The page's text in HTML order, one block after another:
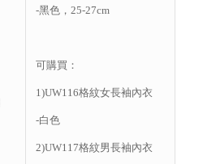
-黑色，25-27cm
可購買：
1)UW116格紋女長袖內衣
-白色
2)UW117格紋男長袖內衣